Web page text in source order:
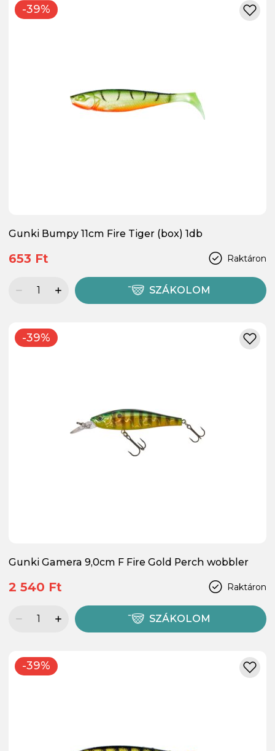
-39%
Gunki Bumpy 11cm Fire Tiger (box) 1db
Raktáron
653 Ft
SZÁKOLOM
-39%
Gunki Gamera 9,0cm F Fire Gold Perch wobbler
Raktáron
2 540 Ft
SZÁKOLOM
-39%